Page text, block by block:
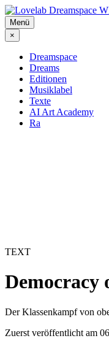
Zum
Inhalt
springen
Menü
×
Dreamspace
Dreams
Editionen
Musiklabel
Texte
AI Art Academy
Ra
TEXT
Democracy
Der Klassenkampf von
Zuerst veröffentlicht am